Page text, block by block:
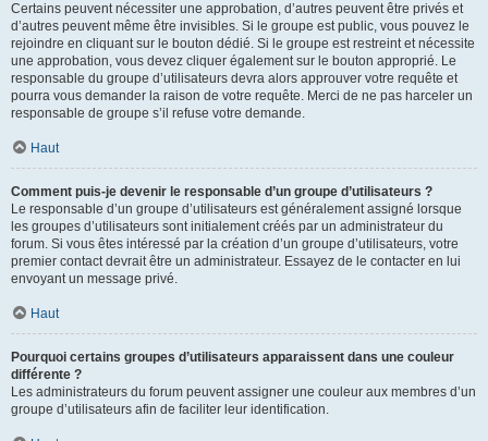
Certains peuvent nécessiter une approbation, d’autres peuvent être privés et
d’autres peuvent même être invisibles. Si le groupe est public, vous pouvez le
rejoindre en cliquant sur le bouton dédié. Si le groupe est restreint et nécessite
une approbation, vous devez cliquer également sur le bouton approprié. Le
responsable du groupe d’utilisateurs devra alors approuver votre requête et
pourra vous demander la raison de votre requête. Merci de ne pas harceler un
responsable de groupe s’il refuse votre demande.
Haut
Comment puis-je devenir le responsable d’un groupe d’utilisateurs ?
Le responsable d’un groupe d’utilisateurs est généralement assigné lorsque
les groupes d’utilisateurs sont initialement créés par un administrateur du
forum. Si vous êtes intéressé par la création d’un groupe d’utilisateurs, votre
premier contact devrait être un administrateur. Essayez de le contacter en lui
envoyant un message privé.
Haut
Pourquoi certains groupes d’utilisateurs apparaissent dans une couleur
différente ?
Les administrateurs du forum peuvent assigner une couleur aux membres d’un
groupe d’utilisateurs afin de faciliter leur identification.